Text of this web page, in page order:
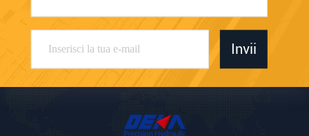
Invii